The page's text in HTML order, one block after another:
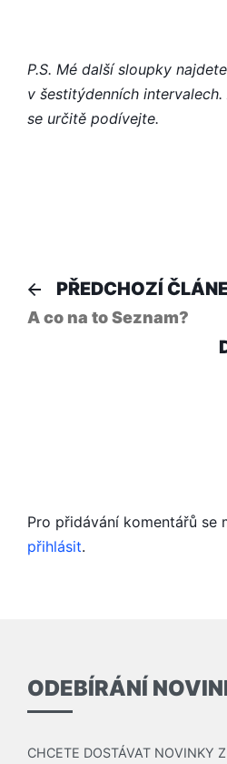
P.S. Mé další sloupky
v šestitýdenních
se určitě podívejte.
Navigace
pro
PŘEDCHOZÍ
A co na to Seznam?
Pro přidávání komentářů se
přihlásit.
ODEBÍRÁNÍ
CHCETE DOSTÁVAT NOVINKY